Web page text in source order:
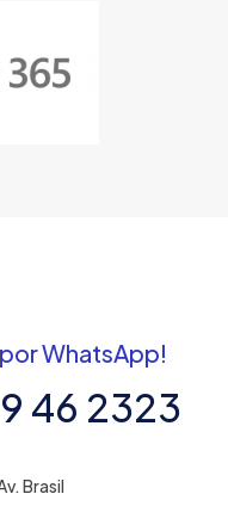
WhatsApp!
46 2323
Brasil